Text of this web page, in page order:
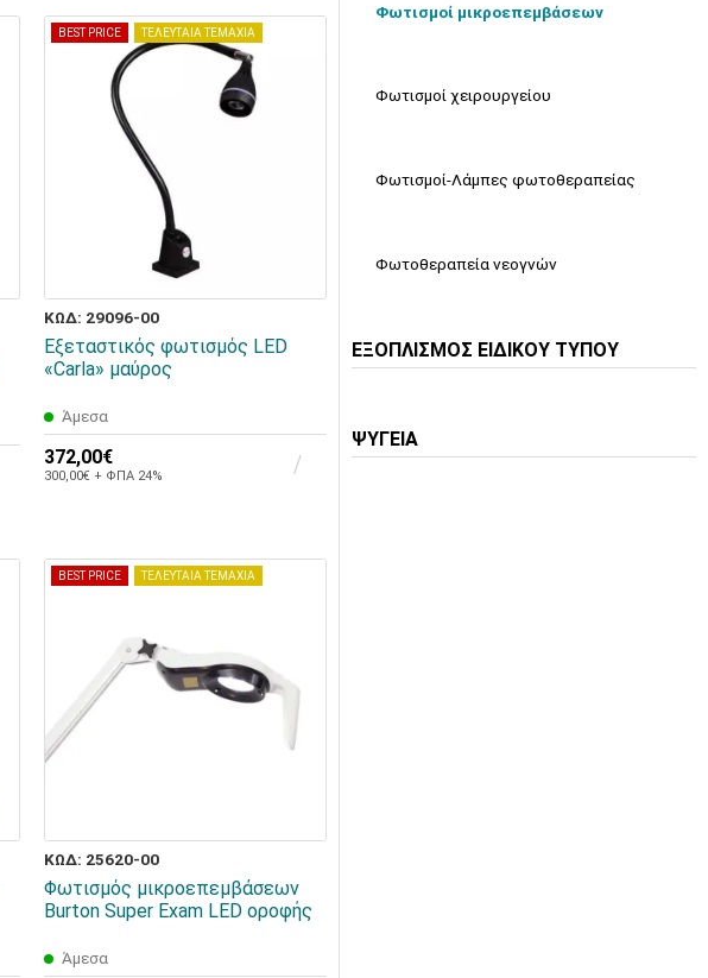
BEST PRICE ΤΕΛΕΥΤΑΙΑ ΤΕΜΑΧΙΑ
ΚΩΔ: 29096-00
Εξεταστικός φωτισμός LED
«Carla» μαύρος
Άμεσα
372,00€
300,00€ + ΦΠΑ 24%
BEST PRICE ΤΕΛΕΥΤΑΙΑ ΤΕΜΑΧΙΑ
ΚΩΔ: 25620-00
Φωτισμός μικροεπεμβάσεων
Burton Super Exam LED οροφής
Άμεσα
Φωτισμοί μικροεπεμβάσεων
Φωτισμοί χειρουργείου
Φωτισμοί-Λάμπες φωτοθεραπείας
Φωτοθεραπεία νεογνών
ΕΞΟΠΛΙΣΜΟΣ ΕΙΔΙΚΟΥ ΤΥΠΟΥ
ΨΥΓΕΙΑ